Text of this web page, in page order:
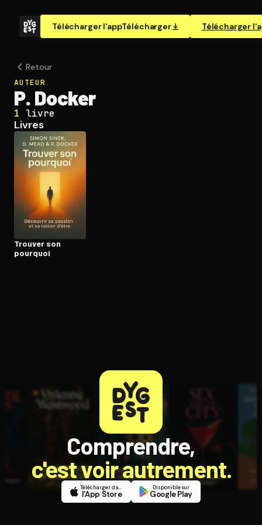
Télécharger l'appTélécharger Télécharger
Retour
AUTEUR
P. Docker
1 livre
Livres
Trouver son
pourquoi
Comprendre,
c'est voir autrement.
Télécharger dans
l'App Store
Disponible sur
Google Play